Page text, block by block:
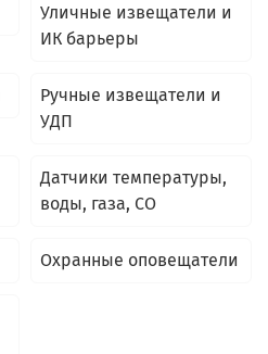
Уличные извещатели и
ИК барьеры
Ручные извещатели и
УДП
Датчики температуры,
воды, газа, CO
Охранные оповещатели